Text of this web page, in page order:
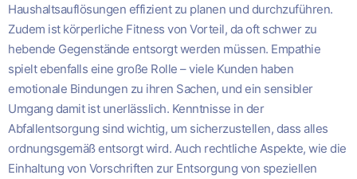
Haushaltsauflösungen effizient zu planen und durchzuführen.
Zudem ist körperliche Fitness von Vorteil, da oft schwer zu
hebende Gegenstände entsorgt werden müssen. Empathie
spielt ebenfalls eine große Rolle – viele Kunden haben
emotionale Bindungen zu ihren Sachen, und ein sensibler
Umgang damit ist unerlässlich. Kenntnisse in der
Abfallentsorgung sind wichtig, um sicherzustellen, dass alles
ordnungsgemäß entsorgt wird. Auch rechtliche Aspekte, wie die
Einhaltung von Vorschriften zur Entsorgung von speziellen